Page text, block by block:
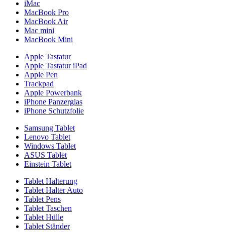
iMac
MacBook Pro
MacBook Air
Mac mini
MacBook Mini
Apple Tastatur
Apple Tastatur iPad
Apple Pen
Trackpad
Apple Powerbank
iPhone Panzerglas
iPhone Schutzfolie
Samsung Tablet
Lenovo Tablet
Windows Tablet
ASUS Tablet
Einstein Tablet
Tablet Halterung
Tablet Halter Auto
Tablet Pens
Tablet Taschen
Tablet Hülle
Tablet Ständer